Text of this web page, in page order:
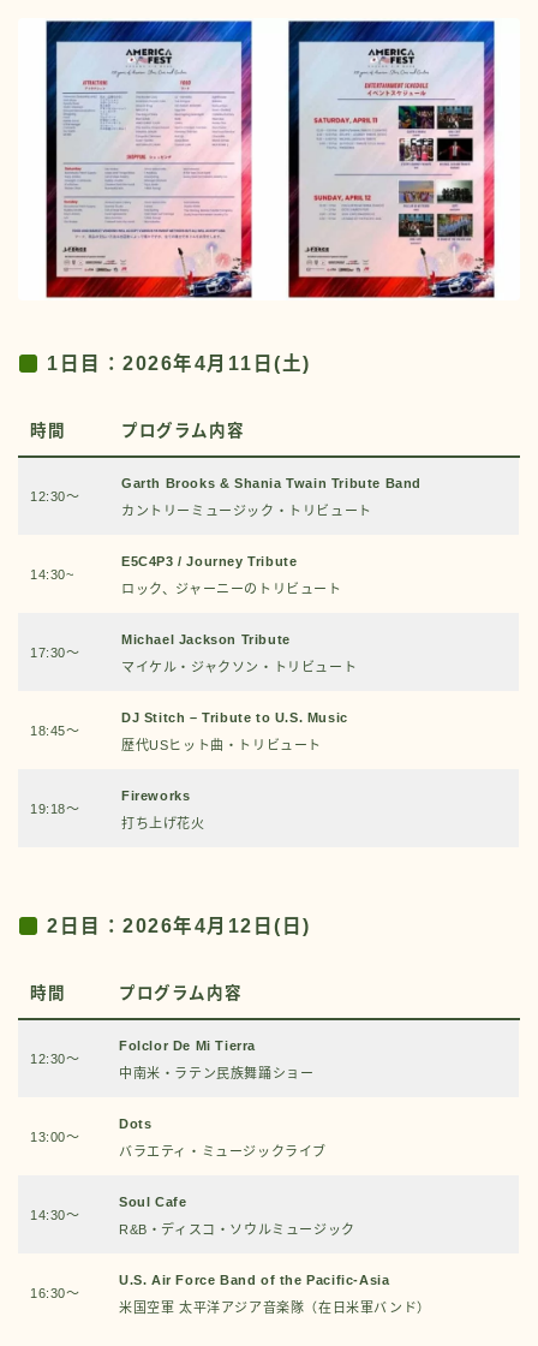
1日目：2026年4月11日(土)
時間 プログラム内容
12:30～
Garth Brooks & Shania Twain Tribute Band
カントリーミュージック・トリビュート
14:30~
E5C4P3 / Journey Tribute
ロック、ジャーニーのトリビュート
17:30～
Michael Jackson Tribute
マイケル・ジャクソン・トリビュート
18:45～
DJ Stitch – Tribute to U.S. Music
歴代USヒット曲・トリビュート
19:18～
Fireworks
打ち上げ花火
2日目：2026年4月12日(日)
時間 プログラム内容
12:30～
Folclor De Mi Tierra
中南米・ラテン民族舞踊ショー
13:00～
Dots
バラエティ・ミュージックライブ
14:30～
Soul Cafe
R&B・ディスコ・ソウルミュージック
16:30～
U.S. Air Force Band of the Pacific-Asia
米国空軍 太平洋アジア音楽隊（在日米軍バンド）